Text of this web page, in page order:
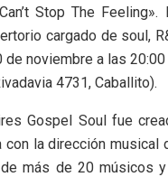
Stop The
cargado de soul,
noviembre a las
4731, Caballito).
Gospel Soul fue
con la dirección musical
más de 20 músicos